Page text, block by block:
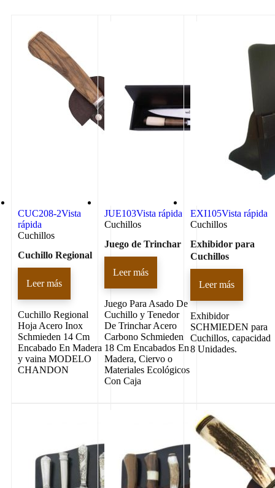
CUC208-2Vista
rápida
Cuchillos
Cuchillo Regional
Leer más
Cuchillo Regional
Hoja Acero Inox
Schmieden 14 Cm
Encabado En Madera
y vaina MODELO
CHANDON
JUE103Vista rápida
Cuchillos
Juego de Trinchar
Leer más
Juego Para Asado De
Cuchillo y Tenedor
De Trinchar Acero
Carbono Schmieden
18 Cm Encabados En
Madera, Ciervo o
Materiales Ecológicos
Con Caja
EXI105Vista rápida
Cuchillos
Exhibidor para
Cuchillos
Leer más
Exhibidor
SCHMIEDEN para
Cuchillos, capacidad
8 Unidades.